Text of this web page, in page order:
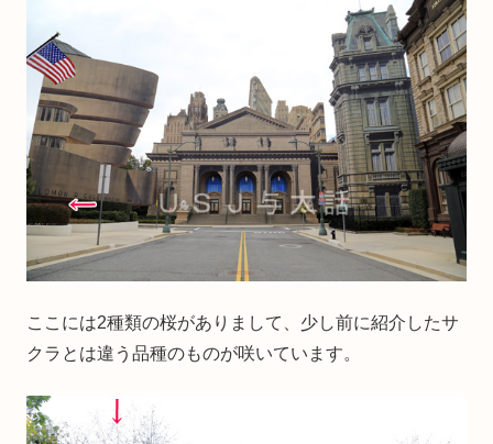
ここには2種類の桜がありまして、少し前に紹介したサ
クラとは違う品種のものが咲いています。